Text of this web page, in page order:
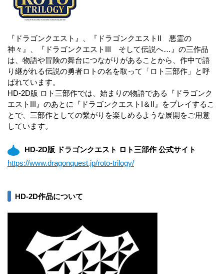
『ドラゴンクエスト』、『ドラゴンクエストII 悪霊の
神々』、『ドラゴンクエストIII そして伝説へ…』の三作品
は、物語や冒険の舞台につながりがあることから、作中で語
り継がれる伝説の勇者ロトの名を取って「ロト三部作」と呼
ばれています。
HD-2D版 ロト三部作では、始まりの物語である『ドラゴンク
エストIII』のあとに『ドラゴンクエストI＆II』をプレイするこ
とで、三部作としての繋がりを楽しめるような展開をご用意
しています。
HD-2D版 ドラゴンクエスト ロト三部作 公式サイト
https://www.dragonquest.jp/roto-trilogy/
HD-2D作品について